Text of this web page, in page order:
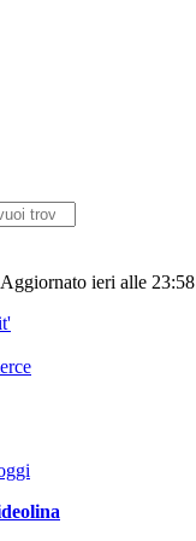
Aggiornato ieri alle 23:58